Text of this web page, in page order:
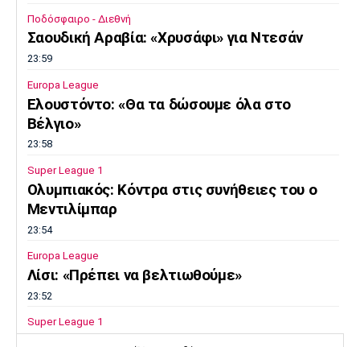
Ποδόσφαιρο - Διεθνή
Σαουδική Αραβία: «Χρυσάφι» για Ντεσάν
23:59
Europa League
Ελουστόντο: «Θα τα δώσουμε όλα στο
Βέλγιο»
23:58
Super League 1
Ολυμπιακός: Κόντρα στις συνήθειες του ο
Μεντιλίμπαρ
23:54
Europa League
Λίσι: «Πρέπει να βελτιωθούμε»
23:52
Super League 1
Επιστρέφει αύριο στη Θεσσαλονίκη ο